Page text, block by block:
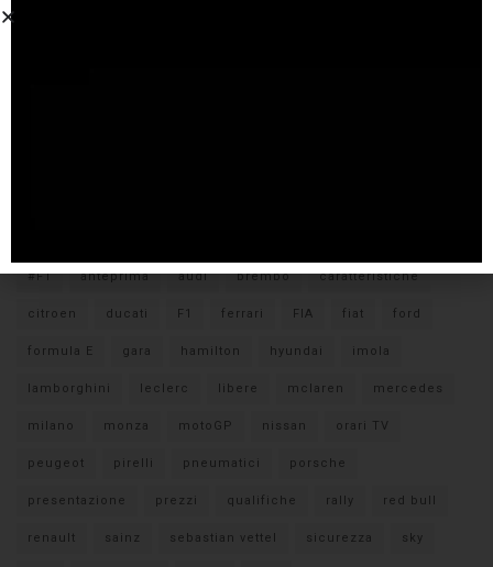
#F1 anteprima audi brembo caratteristiche
citroen ducati F1 ferrari FIA fiat ford
formula E gara hamilton hyundai imola
lamborghini leclerc libere mclaren mercedes
milano monza motoGP nissan orari TV
peugeot pirelli pneumatici porsche
presentazione prezzi qualifiche rally red bull
renault sainz sebastian vettel sicurezza sky